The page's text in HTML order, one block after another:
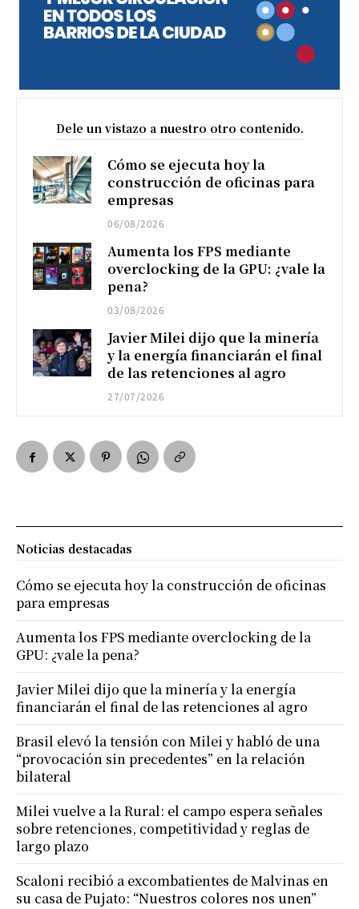
Dele un vistazo a nuestro otro contenido.
Cómo se ejecuta hoy la
construcción de oficinas para
empresas
06/08/2026
Aumenta los FPS mediante
overclocking de la GPU: ¿vale la
pena?
03/08/2026
Javier Milei dijo que la minería
y la energía financiarán el final
de las retenciones al agro
27/07/2026
Noticias destacadas
Cómo se ejecuta hoy la construcción de oficinas
para empresas
Aumenta los FPS mediante overclocking de la
GPU: ¿vale la pena?
Javier Milei dijo que la minería y la energía
financiarán el final de las retenciones al agro
Brasil elevó la tensión con Milei y habló de una
“provocación sin precedentes” en la relación
bilateral
Milei vuelve a la Rural: el campo espera señales
sobre retenciones, competitividad y reglas de
largo plazo
Scaloni recibió a excombatientes de Malvinas en
su casa de Pujato: “Nuestros colores nos unen”